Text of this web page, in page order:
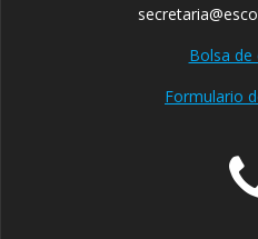
Bolsa de
Formulario